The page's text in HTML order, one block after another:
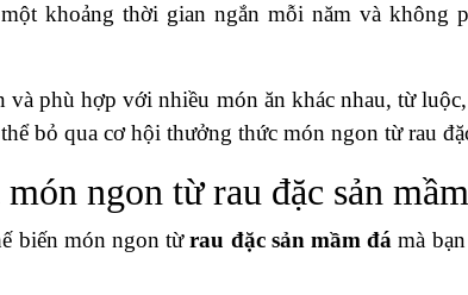
khoảng thời gian ngắn mỗi năm và không
và phù hợp với nhiều món ăn khác nhau, từ
bỏ qua cơ hội thưởng thức món ngon từ rau
ngon từ rau đặc sản
biến món ngon từrau đặc sản mầm đá mà